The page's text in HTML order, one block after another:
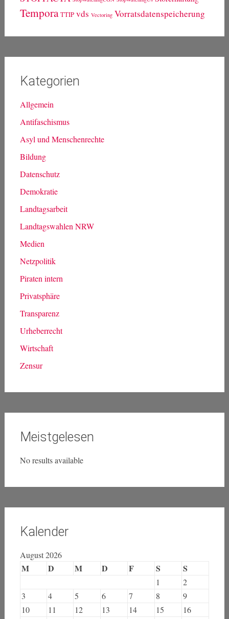
Tempora TTIP vds Vectoring Vorratsdatenspeicherung
Kategorien
Allgemein
Antifaschismus
Asyl und Menschenrechte
Bildung
Datenschutz
Demokratie
Landtagsarbeit
Landtagswahlen NRW
Medien
Netzpolitik
Piraten intern
Privatsphäre
Transparenz
Urheberrecht
Wirtschaft
Zensur
Meistgelesen
No results available
Kalender
August 2026
M D M D F S S
1
2
3
4 5 6 7 8
9
10
11 12 13 14 15
16